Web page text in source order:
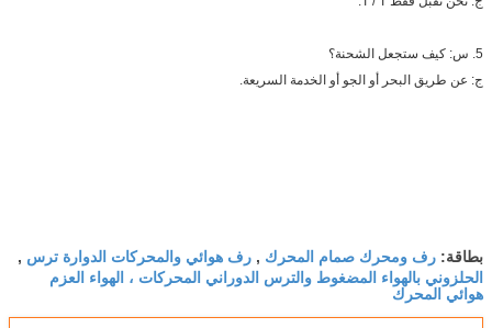
5. س: كيف ستجعل الشحنة؟
ج: عن طريق البحر أو الجو أو الخدمة السريعة.
بطاقة: رف ومحرك صمام المحرك , رف هوائي والمحركات الدوارة ترس ,
الحلزوني بالهواء المضغوط والترس الدوراني المحركات ، الهواء العزم
هوائي المحرك